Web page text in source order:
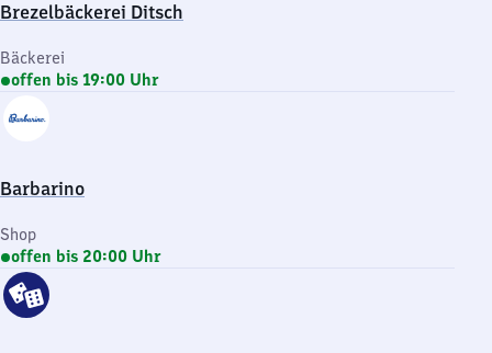
Brezelbäckerei Ditsch
Bäckerei
offen bis 19:00 Uhr
Barbarino
Shop
offen bis 20:00 Uhr